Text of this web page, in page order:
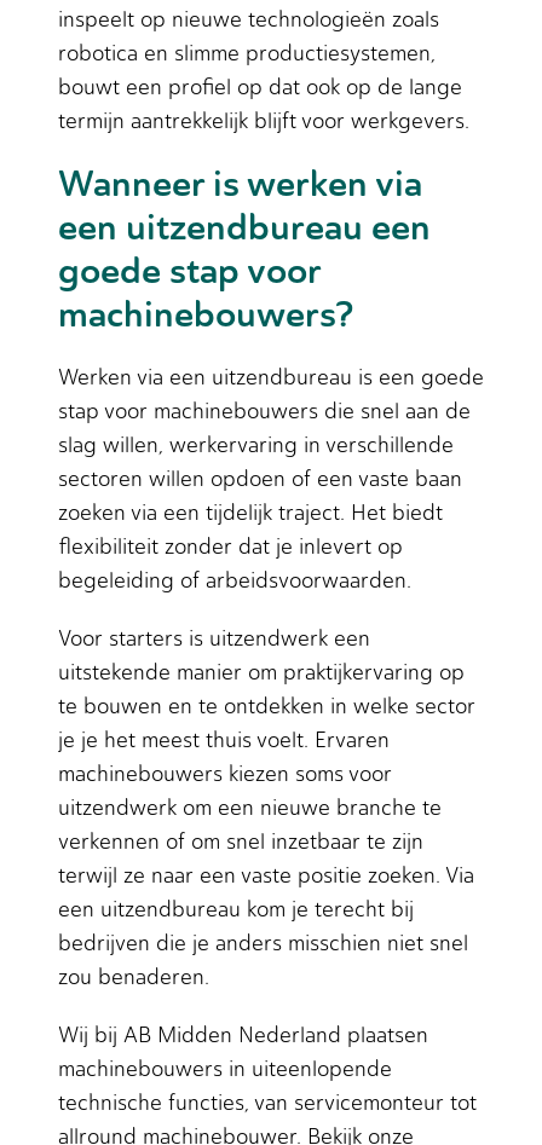
inspeelt op nieuwe technologieën zoals
robotica en slimme productiesystemen,
bouwt een profiel op dat ook op de lange
termijn aantrekkelijk blijft voor werkgevers.
Wanneer is werken via
een uitzendbureau een
goede stap voor
machinebouwers?
Werken via een uitzendbureau is een goede
stap voor machinebouwers die snel aan de
slag willen, werkervaring in verschillende
sectoren willen opdoen of een vaste baan
zoeken via een tijdelijk traject. Het biedt
flexibiliteit zonder dat je inlevert op
begeleiding of arbeidsvoorwaarden.
Voor starters is uitzendwerk een
uitstekende manier om praktijkervaring op
te bouwen en te ontdekken in welke sector
je je het meest thuis voelt. Ervaren
machinebouwers kiezen soms voor
uitzendwerk om een nieuwe branche te
verkennen of om snel inzetbaar te zijn
terwijl ze naar een vaste positie zoeken. Via
een uitzendbureau kom je terecht bij
bedrijven die je anders misschien niet snel
zou benaderen.
Wij bij AB Midden Nederland plaatsen
machinebouwers in uiteenlopende
technische functies, van servicemonteur tot
allround machinebouwer. Bekijk onze